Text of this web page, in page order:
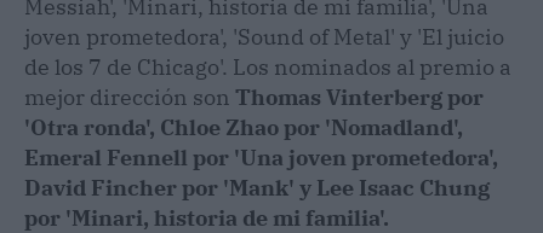
Messiah', 'Minari, historia de mi familia', 'Una
joven prometedora', 'Sound of Metal' y 'El juicio
de los 7 de Chicago'. Los nominados al premio a
mejor dirección son Thomas Vinterberg por
'Otra ronda', Chloe Zhao por 'Nomadland',
Emeral Fennell por 'Una joven prometedora',
David Fincher por 'Mank' y Lee Isaac Chung
por 'Minari, historia de mi familia'.